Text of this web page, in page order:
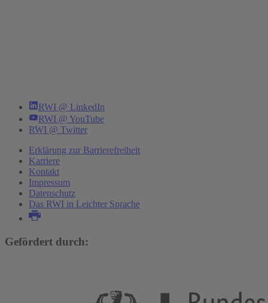
RWI @ LinkedIn
RWI @ YouTube
RWI @ Twitter
Erklärung zur Barrierefreiheit
Karriere
Kontakt
Impressum
Datenschutz
Das RWI in Leichter Sprache
Gefördert durch: